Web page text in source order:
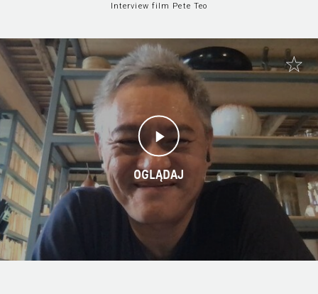
Interview film Pete Teo
OGLĄDAJ